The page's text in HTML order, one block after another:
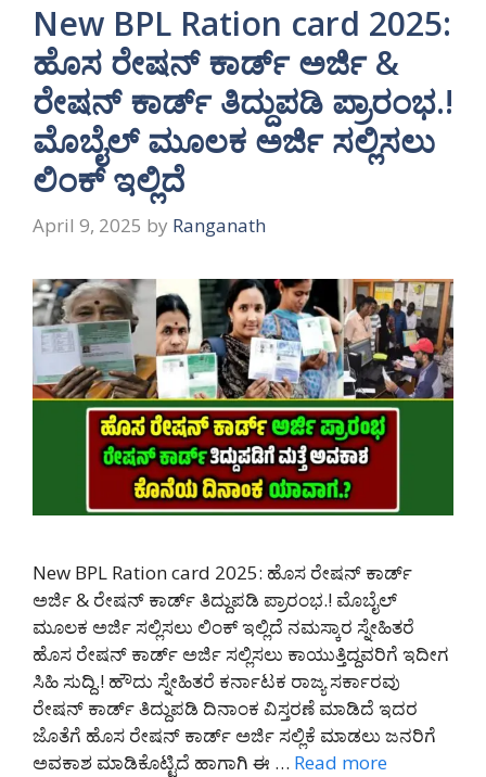
New BPL Ration card 2025:
ಹೊಸ ರೇಷನ್ ಕಾರ್ಡ್ ಅರ್ಜಿ &
ರೇಷನ್ ಕಾರ್ಡ್ ತಿದ್ದುಪಡಿ ಪ್ರಾರಂಭ.!
ಮೊಬೈಲ್ ಮೂಲಕ ಅರ್ಜಿ ಸಲ್ಲಿಸಲು
ಲಿಂಕ್ ಇಲ್ಲಿದೆ
April 9, 2025 by Ranganath
New BPL Ration card 2025: ಹೊಸ ರೇಷನ್ ಕಾರ್ಡ್
ಅರ್ಜಿ & ರೇಷನ್ ಕಾರ್ಡ್ ತಿದ್ದುಪಡಿ ಪ್ರಾರಂಭ.! ಮೊಬೈಲ್
ಮೂಲಕ ಅರ್ಜಿ ಸಲ್ಲಿಸಲು ಲಿಂಕ್ ಇಲ್ಲಿದೆ ನಮಸ್ಕಾರ ಸ್ನೇಹಿತರೆ
ಹೊಸ ರೇಷನ್ ಕಾರ್ಡ್ ಅರ್ಜಿ ಸಲ್ಲಿಸಲು ಕಾಯುತ್ತಿದ್ದವರಿಗೆ ಇದೀಗ
ಸಿಹಿ ಸುದ್ದಿ.! ಹೌದು ಸ್ನೇಹಿತರೆ ಕರ್ನಾಟಕ ರಾಜ್ಯ ಸರ್ಕಾರವು
ರೇಷನ್ ಕಾರ್ಡ್ ತಿದ್ದುಪಡಿ ದಿನಾಂಕ ವಿಸ್ತರಣೆ ಮಾಡಿದೆ ಇದರ
ಜೊತೆಗೆ ಹೊಸ ರೇಷನ್ ಕಾರ್ಡ್ ಅರ್ಜಿ ಸಲ್ಲಿಕೆ ಮಾಡಲು ಜನರಿಗೆ
ಅವಕಾಶ ಮಾಡಿಕೊಟ್ಟಿದೆ ಹಾಗಾಗಿ ಈ … Read more